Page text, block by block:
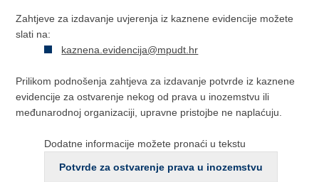
Zahtjeve za izdavanje uvjerenja iz kaznene evidencije možete
slati na:
kaznena.evidencija@mpudt.hr
Prilikom podnošenja zahtjeva za izdavanje potvrde iz kaznene
evidencije za ostvarenje nekog od prava u inozemstvu ili
međunarodnoj organizaciji, upravne pristojbe ne naplaćuju.
Dodatne informacije možete pronaći u tekstu
Potvrde za ostvarenje prava u inozemstvu